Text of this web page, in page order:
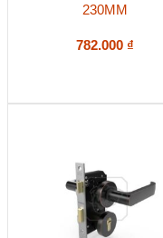
230MM
782.000 ₫